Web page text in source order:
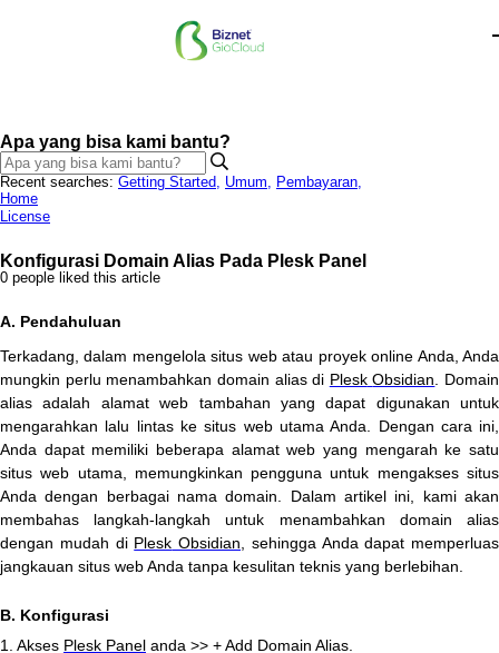
Apa yang bisa kami bantu?
Recent searches: Getting Started, Umum, Pembayaran,
Home
License
Konfigurasi Domain Alias Pada Plesk Panel
0 people liked this article
A. Pendahuluan
Terkadang dalam mengelola situs web atau proyek online Anda Anda
mungkin perlu menambahkan domain alias di Plesk Obsidian
Domain
alias adalah alamat web tambahan yang dapat digunakan
untuk
mengarahkan lalu lintas ke situs web utama Anda Dengan cara ini
Anda dapat memiliki beberapa alamat web yang mengarah ke satu
situs web utama memungkinkan pengguna untuk mengakses situs
Anda dengan berbagai nama domain Dalam artikel ini kami akan
membahas
langkah-langkah untuk menambahkan domain
alias
dengan mudah di Plesk Obsidian sehingga Anda dapat memperluas
jangkauan situs webAnda tanpa kesulitan teknis yang berlebihan
B. Konfigurasi
1. Akses Plesk Panel anda >> +Add Domain Alias.